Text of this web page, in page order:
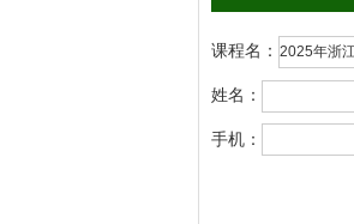
课程名：
姓名：
手机：